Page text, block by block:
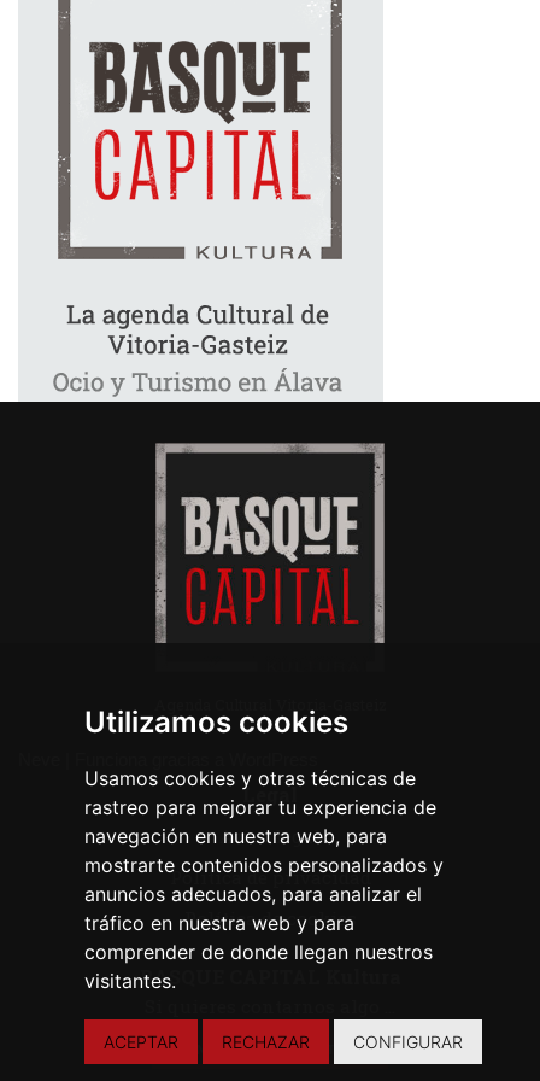
Utilizamos cookies
Usamos cookies y otras técnicas de
rastreo para mejorar tu experiencia de
navegación en nuestra web, para
mostrarte contenidos personalizados y
anuncios adecuados, para analizar el
tráfico en nuestra web y para
comprender de donde llegan nuestros
visitantes.
ACEPTAR RECHAZAR CONFIGURAR
Legal
Aviso legal
Política de privacidad
Política de cookies
BASQUE CAPITAL Kultura
CONTACTA CON NOSOTROS